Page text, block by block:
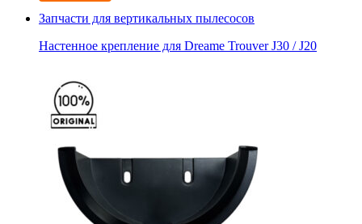
Запчасти для вертикальных пылесосов
Настенное крепление для Dreame Trouver J30 / J20